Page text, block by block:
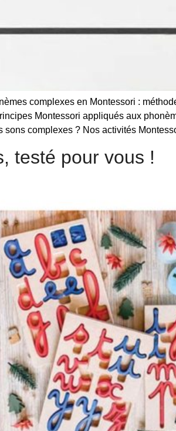
complexes en Montessori :
Montessori appliqués aux
sons complexes ? Nos activités
testé pour vous !